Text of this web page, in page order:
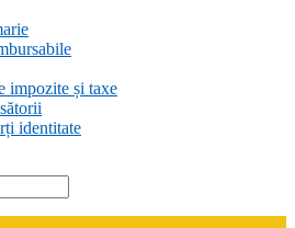
impozite și taxe
identitate